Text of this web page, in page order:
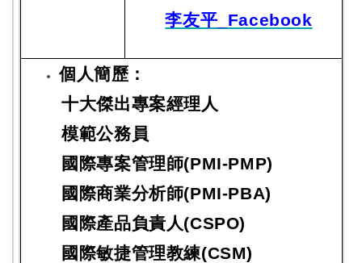
李友平_Facebook
個人簡歷：
十大傑出專案經理人
模範公務員
國際專案管理師(PMI-PMP)
國際商業分析師(PMI-PBA)
國際產品負責人(CSPO)
國際敏捷管理教練(CSM)